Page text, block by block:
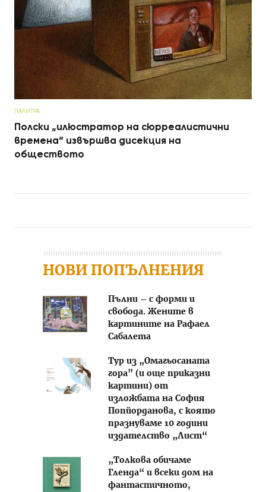
ПАЛИТРА
Полски „илюстратор на сюрреалистични
времена“ извършва дисекция на
обществото
НОВИ ПОПЪЛНЕНИЯ
Пълни – с форми и
свобода. Жените в
картините на Рафаел
Сабалета
Тур из „Омагьосаната
гора” (и още приказни
картини) от
изложбата на София
Попйорданова, с която
празнуваме 10 години
издателство „Лист“
„Толкова обичаме
Гленда“ и всеки дом на
фантастичното,